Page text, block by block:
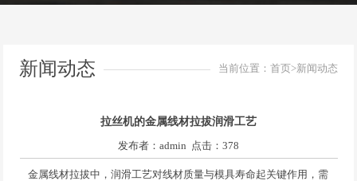
新闻动态 当前位置： 首页>新闻动态
拉丝机的金属线材拉拔润滑工艺
发布者：admin 点击：378
金属线材拉拔中，润滑工艺对线材质量与模具寿命起关键作用，需